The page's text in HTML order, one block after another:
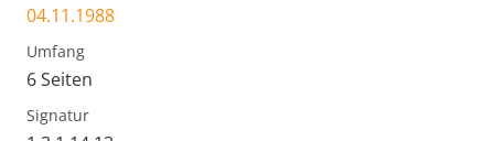
04.11.1988
Umfang
6 Seiten
Signatur